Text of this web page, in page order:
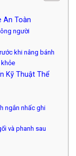
An Toàn
người
khi nâng bánh
Kỹ Thuật Thể
ngắn nhấc ghi
và phanh sau